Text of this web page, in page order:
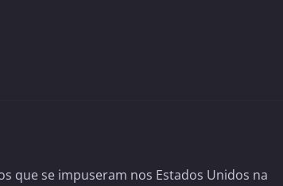
que se impuseram nos Estados Unidos na